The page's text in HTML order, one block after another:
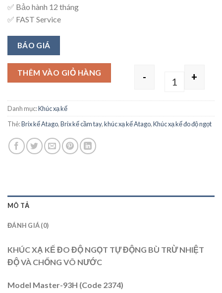
✅ Bảo hành 12 tháng
✅ FAST Service
BÁO GIÁ
Quantity
- +
THÊM VÀO GIỎ HÀNG
Danh mục:Khúc xạ kế
Thẻ:Brix kế Atago,Brix kế cầm tay,khúc xạ kế Atago,Khúc xạ kế đo độ ngọt
MÔ TẢ
ĐÁNH GIÁ (0)
KHÚC XẠ KẾ ĐO ĐỘ NGỌT TỰ ĐỘNG BÙ TRỪ NHIỆT
ĐỘVÀ CHỐNG VÔ NƯỚC
Model Master-93H (Code 2374)